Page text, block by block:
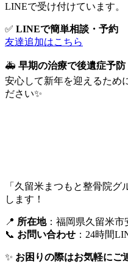
LINEで受け付けています。
✅ LINEで簡単相談・予約
友達追加はこちら
🚑 早期の治療で後遺症予防
安心して新年を迎えるため
ださい✨
「久留米まつもと整骨院
します！
📍 所在地：福岡県久留米市
📞 お問い合わせ ：24時間
✨ お困りの際はお気軽にご